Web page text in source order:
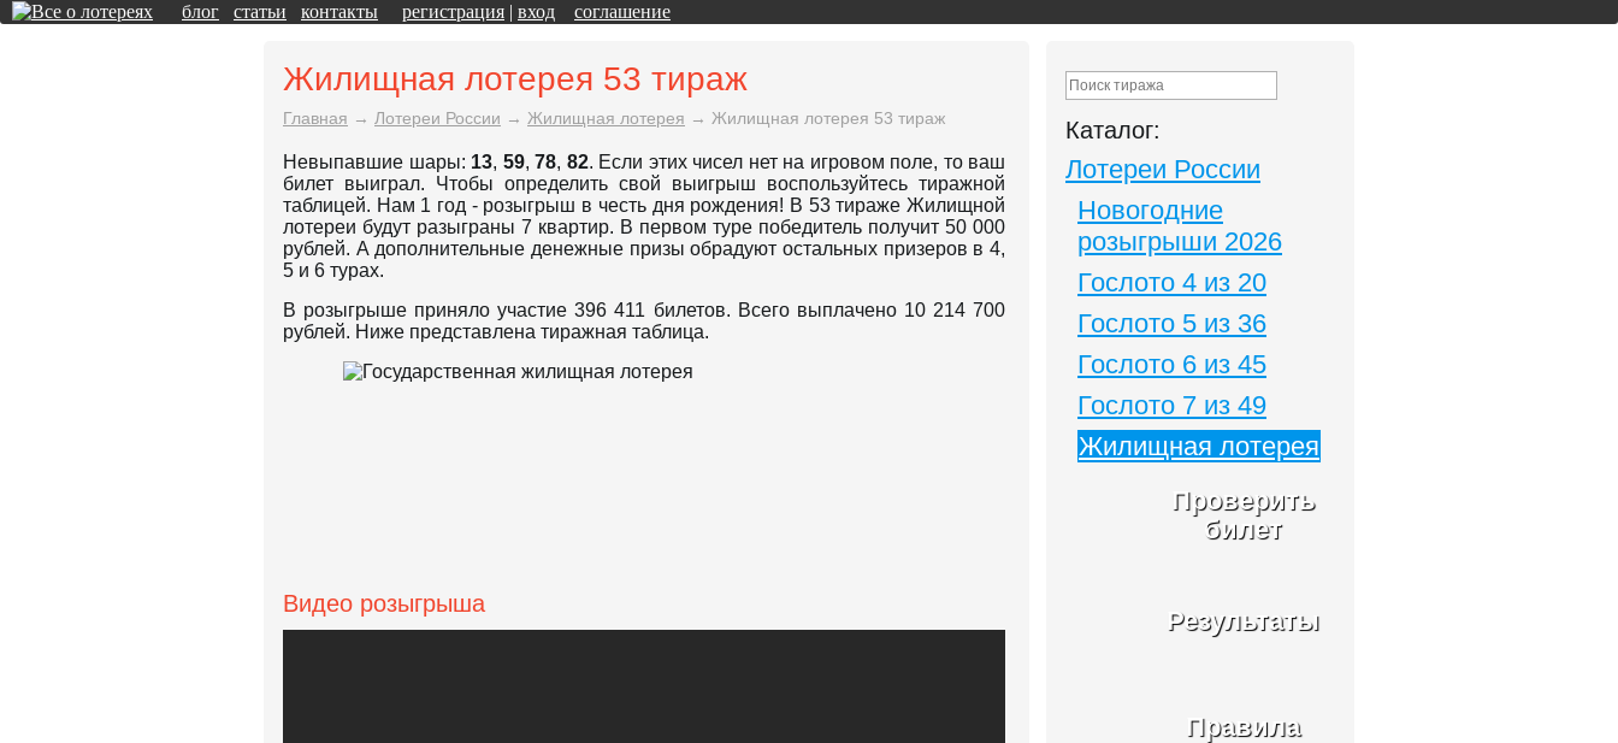
блог статьи контакты регистрация | вход соглашение
Жилищная лотерея 53 тираж
Главная → Лотереи России → Жилищная лотерея → Жилищная лотерея 53 тираж
Невыпавшие шары: 13, 59, 78, 82. Если этих чисел нет на игровом поле, то ваш
билет выиграл. Чтобы определить свой выигрыш воспользуйтесь тиражной
таблицей. Нам 1 год - розыгрыш в честь дня рождения! В 53 тираже Жилищной
лотереи будут разыграны 7 квартир. В первом туре победитель получит 50 000
рублей. А дополнительные денежные призы обрадуют остальных призеров в 4,
5 и 6 турах.
В розыгрыше приняло участие 396 411 билетов. Всего выплачено 10 214 700
рублей. Ниже представлена тиражная таблица.
Видео розыгрыша
Каталог:
Лотереи России
Новогодние
розыгрыши 2026
Гослото 4 из 20
Гослото 5 из 36
Гослото 6 из 45
Гослото 7 из 49
Жилищная лотерея
Проверить
билет
Результаты
Правила